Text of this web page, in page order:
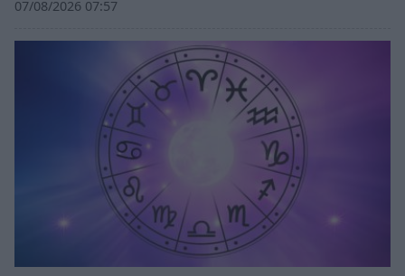
07/08/2026 07:57